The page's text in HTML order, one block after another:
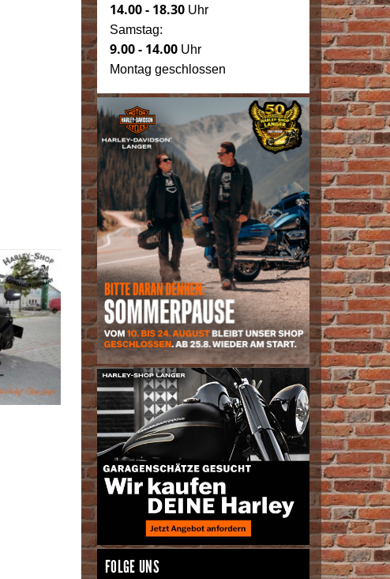
14.00 - 18.30Uhr
Samstag:
9.00 - 14.00Uhr
Montag geschlossen
FOLGE UNS